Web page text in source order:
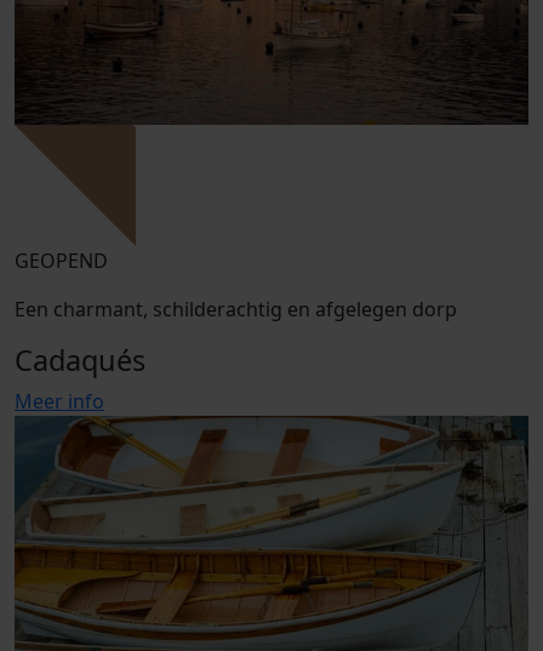
GEOPEND
Een charmant, schilderachtig en afgelegen dorp
Cadaqués
Meer info